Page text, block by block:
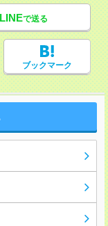
LINEで送る
ブックマーク